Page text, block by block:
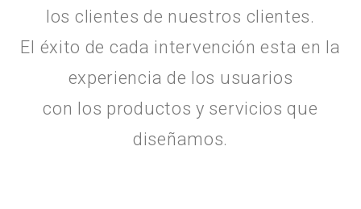
los clientes de nuestros clientes.
El éxito de cada intervención esta en la
experiencia de los usuarios
con los productos y servicios que
diseñamos.